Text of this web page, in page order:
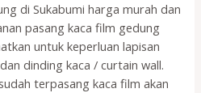
di Sukabumi harga murah dan
pasang kaca film gedung
untuk keperluan lapisan
dinding kaca / curtain wall.
terpasang kaca film akan